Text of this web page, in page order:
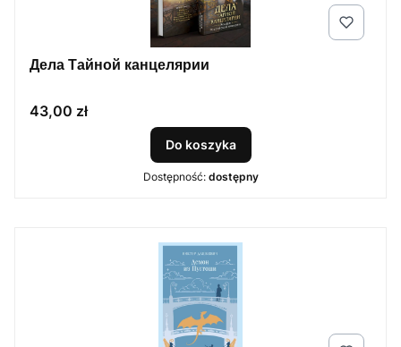
Дела Тайной канцелярии
Cena
43,00 zł
Do koszyka
Dostępność: dostępny